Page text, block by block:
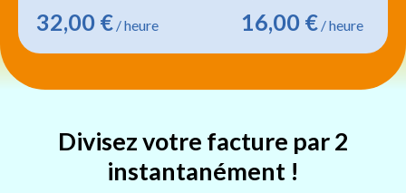
32,00 € / heure 16,00 € / heure
Divisez votre facture par 2
instantanément !